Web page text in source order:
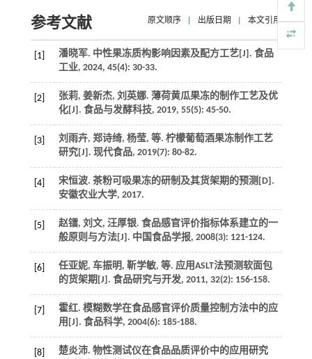
参考文献 原文顺序 出版日期 本文引用
[1] 潘晓军. 中性果冻质构影响因素及配方工艺[J]. 食品
工业, 2024, 45(4): 30-33.
[2]
张莉, 姜新杰, 刘英娜. 薄荷黄瓜果冻的制作工艺及优
化[J]. 食品与发酵科技, 2019, 55(5): 45-50.
[3] 刘雨卉, 郑诗绮, 杨莹, 等. 柠檬葡萄酒果冻制作工艺
研究[J]. 现代食品, 2019(7): 80-82.
[4]
宋恒波. 茶粉可吸果冻的研制及其货架期的预测[D].
安徽农业大学, 2017.
[5]
赵镭, 刘文, 汪厚银. 食品感官评价指标体系建立的一
般原则与方法[J]. 中国食品学报, 2008(3): 121-124.
[6] 任亚妮, 车振明, 靳学敏, 等. 应用ASLT法预测软面包
的货架期[J]. 食品研究与开发, 2011, 32(2): 156-158.
[7]
霍红. 模糊数学在食品感官评价质量控制方法中的应
用[J]. 食品科学, 2004(6): 185-188.
[8]
楚炎沛. 物性测试仪在食品品质评价中的应用研究